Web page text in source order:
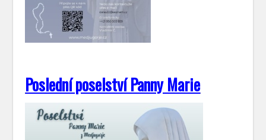
Poslední poselství Panny Marie